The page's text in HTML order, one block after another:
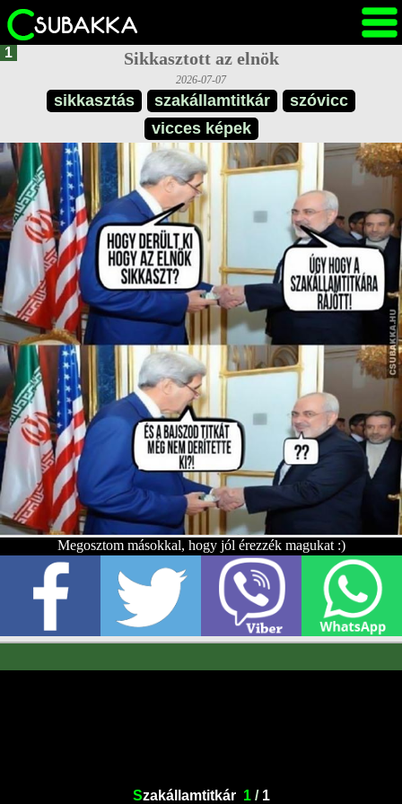
Szakállamtitkár 1/ 1
1 Sikkasztott az elnök
2026-07-07
sikkasztás szakállamtitkár
szóvicc
vicces képek
Megosztom másokkal, hogy jól érezzék magukat :)